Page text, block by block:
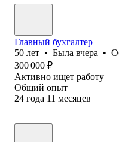
Главный бухгалтер
50 лет • Была вчера •
300 000 ₽
Активно ищет работу
Общий опыт
24 года 11 месяцев